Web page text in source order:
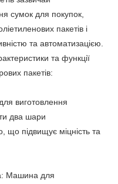
сумок для покупок,
пакетів і
та автоматизацією.
та функції
пакетів:
виготовлення
два шари
що підвищує міцність та
Машина для